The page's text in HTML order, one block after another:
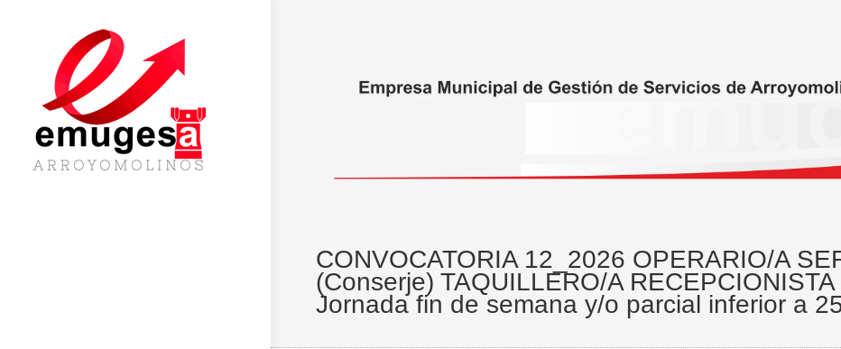
CONVOCATORIA 12_2026 OPERARIO/A
(Conserje) TAQUILLERO/A
Jornada fin de semana y/o parcial inferior a